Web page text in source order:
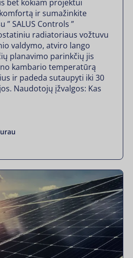
bet kokiam projektui
ir sumažinkite
” SALUS Controls ”
radiatoriaus vožtuvu
valdymo, atviro lango
planavimo parinkčių jis
kambario temperatūrą
ir padeda sutaupyti iki 30
Naudotojų įžvalgos: Kas